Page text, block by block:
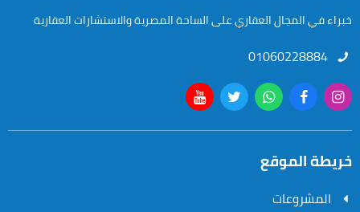
خبراء في المجال العقاري على الساحة المصرية والاستشارات العقارية
01060228884
خريطة الموقع
المشروعات